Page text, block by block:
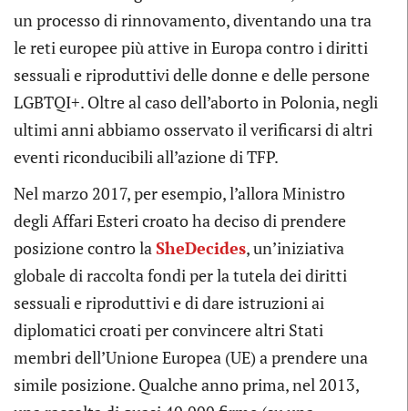
un processo di rinnovamento, diventando una tra
le reti europee più attive in Europa contro i diritti
sessuali e riproduttivi delle donne e delle persone
LGBTQI+. Oltre al caso dell’aborto in Polonia, negli
ultimi anni abbiamo osservato il verificarsi di altri
eventi riconducibili all’azione di TFP.
Nel marzo 2017, per esempio, l’allora Ministro
degli Affari Esteri croato ha deciso di prendere
posizione contro la SheDecides, un’iniziativa
globale di raccolta fondi per la tutela dei diritti
sessuali e riproduttivi e di dare istruzioni ai
diplomatici croati per convincere altri Stati
membri dell’Unione Europea (UE) a prendere una
simile posizione. Qualche anno prima, nel 2013,